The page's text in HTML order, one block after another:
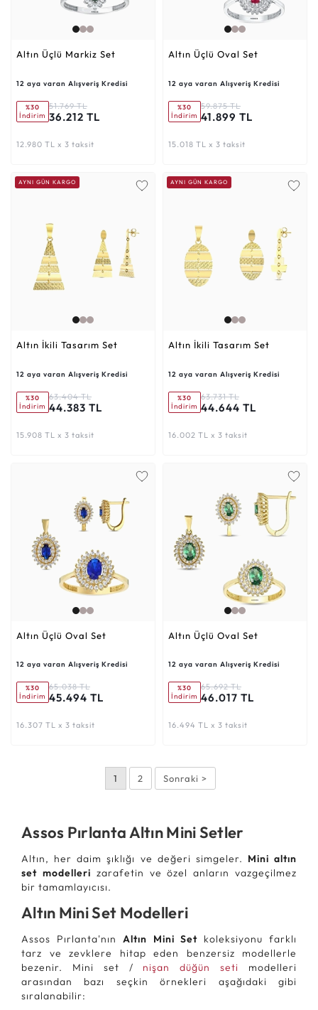
Altın Üçlü Markiz Set
12 aya varan Alışveriş Kredisi
%30
İndirim
51.769 TL
36.212 TL
12.980 TL x 3 taksit
Altın Üçlü Oval Set
12 aya varan Alışveriş Kredisi
%30
İndirim
59.875 TL
41.899 TL
15.018 TL x 3 taksit
AYNI GÜN KARGO
Altın İkili Tasarım Set
12 aya varan Alışveriş Kredisi
%30
İndirim
63.404 TL
44.383 TL
15.908 TL x 3 taksit
AYNI GÜN KARGO
Altın İkili Tasarım Set
12 aya varan Alışveriş Kredisi
%30
İndirim
63.731 TL
44.644 TL
16.002 TL x 3 taksit
Altın Üçlü Oval Set
12 aya varan Alışveriş Kredisi
%30
İndirim
65.038 TL
45.494 TL
16.307 TL x 3 taksit
Altın Üçlü Oval Set
12 aya varan Alışveriş Kredisi
%30
İndirim
65.692 TL
46.017 TL
16.494 TL x 3 taksit
1 2 Sonraki >
Assos Pırlanta Altın Mini Setler
Altın, her daim şıklığı ve değeri simgeler. Mini altın
set modelleri zarafetin ve özel anların vazgeçilmez
bir tamamlayıcısı.
Altın Mini Set Modelleri
Assos Pırlanta'nın Altın Mini Set koleksiyonu farklı
tarz ve zevklere hitap eden benzersiz modellerle
bezenir. Mini set / nişan düğün seti
modelleri
arasından bazı seçkin örnekleri aşağıdaki gibi
sıralanabilir: